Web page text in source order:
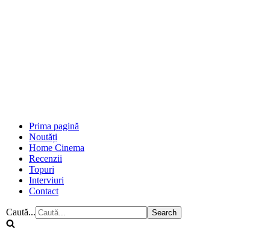
Prima pagină
Noutăți
Home Cinema
Recenzii
Topuri
Interviuri
Contact
Caută...